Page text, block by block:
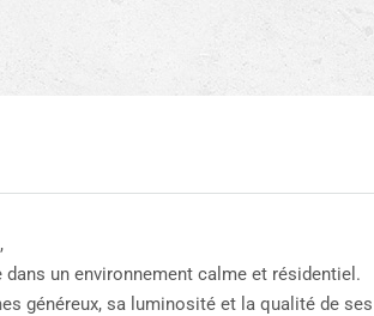
un environnement calme et résidentiel.
généreux, sa luminosité et la qualité de